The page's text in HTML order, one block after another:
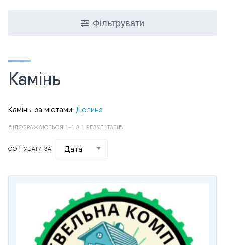
Фільтрувати
Камінь
Камінь за містами: Долина
ВІДОБРАЖАЮТЬСЯ 1-1 З 1 РЕЗУЛЬТАТІВ
СОРТУВАТИ ЗА Дата